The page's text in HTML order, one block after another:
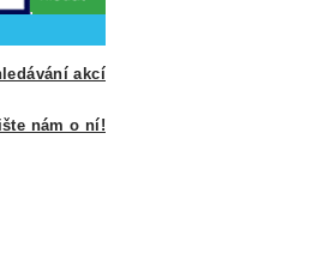
akcí
nám o ní!